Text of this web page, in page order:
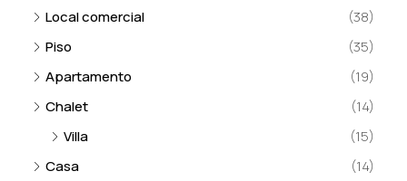
Local comercial
(38)
Piso
(35)
Apartamento
(19)
Chalet
(14)
Villa
(15)
Casa
(14)